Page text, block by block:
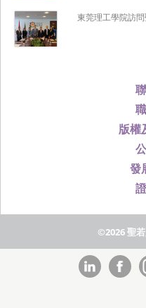
版權
發
東莞理工學院訪
©2026 聖